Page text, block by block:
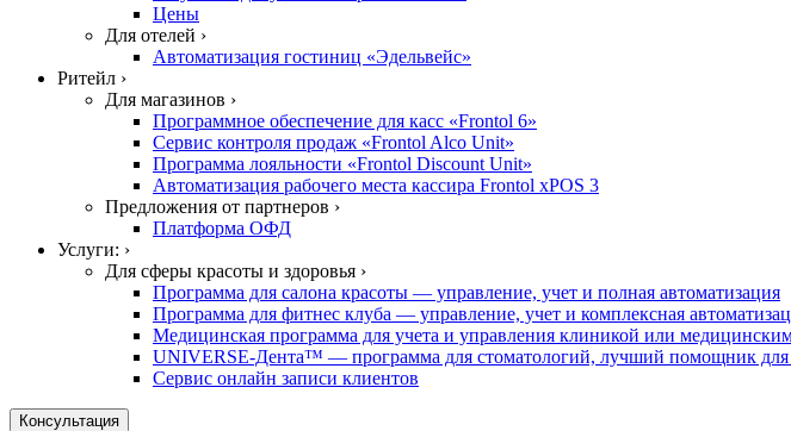
Цены
Для отелей ›
Автоматизация гостиниц «Эдельвейс»
Ритейл ›
Для магазинов ›
Программное обеспечение для касс «Frontol 6»
Сервис контроля продаж «Frontol Alco Unit»
Программа лояльности «Frontol Discount Unit»
Автоматизация рабочего места кассира Frontol xPOS 3
Предложения от партнеров ›
Платформа ОФД
Услуги: ›
Для сферы красоты и здоровья ›
Программа для салона красоты — управление, учет и полная автоматизация
Программа для фитнес клуба — управление, учет и комплексная
Медицинская программа для учета и управления клиникой или
UNIVERSE-Дента™ — программа для стоматологий, лучший помощник для
Сервис онлайн записи клиентов
Консультация